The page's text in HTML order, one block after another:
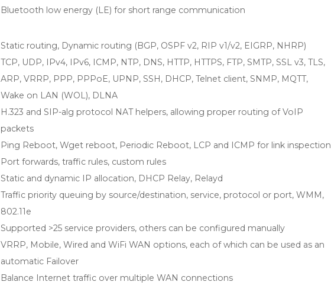
Bluetooth low energy (LE) for short range communication
Static routing, Dynamic routing (BGP, OSPF v2, RIP v1/v2, EIGRP, NHRP)
TCP, UDP, IPv4, IPv6, ICMP, NTP, DNS, HTTP, HTTPS, FTP, SMTP, SSL v3, TLS,
ARP, VRRP, PPP, PPPoE, UPNP, SSH, DHCP, Telnet client, SNMP, MQTT,
Wake on LAN (WOL), DLNA
H.323 and SIP-alg protocol NAT helpers, allowing proper routing of VoIP
packets
Ping Reboot, Wget reboot, Periodic Reboot, LCP and ICMP for link inspection
Port forwards, traffic rules, custom rules
Static and dynamic IP allocation, DHCP Relay, Relayd
Traffic priority queuing by source/destination, service, protocol or port, WMM,
802.11e
Supported >25 service providers, others can be configured manually
VRRP, Mobile, Wired and WiFi WAN options, each of which can be used as an
automatic Failover
Balance Internet traffic over multiple WAN connections